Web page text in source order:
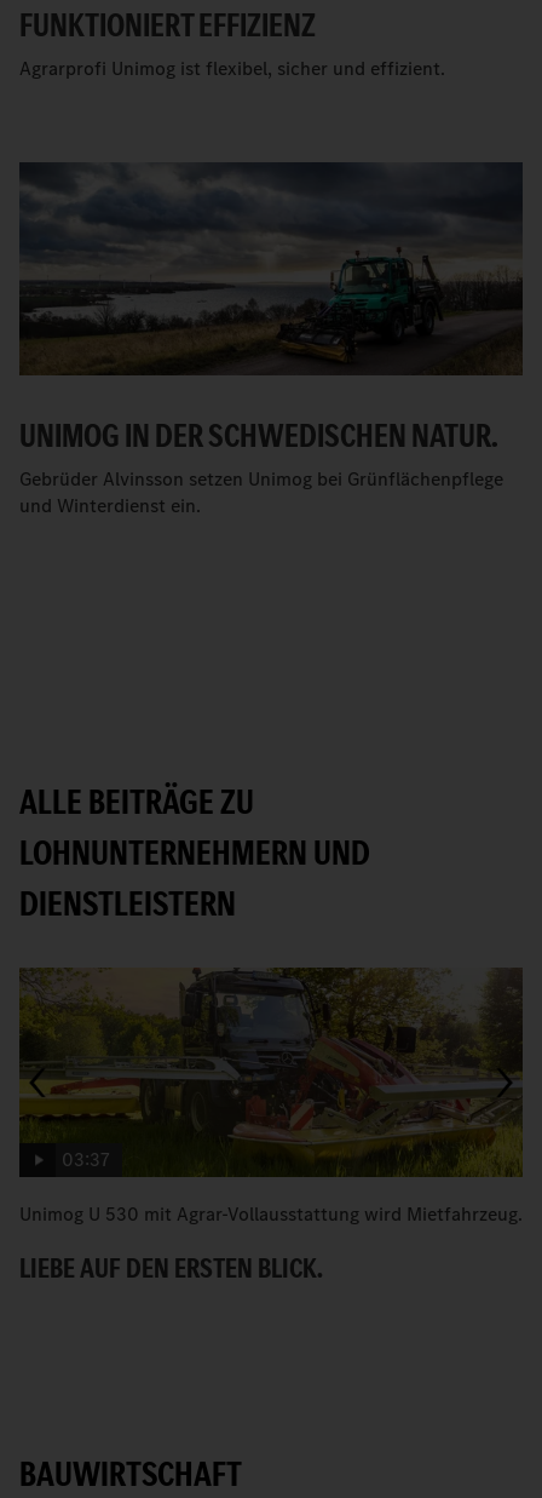
FUNKTIONIERT EFFIZIENZ
Agrarprofi Unimog ist flexibel, sicher und effizient.
UNIMOG IN DER SCHWEDISCHEN NATUR.
Gebrüder Alvinsson setzen Unimog bei Grünflächenpflege
und Winterdienst ein.
ALLE BEITRÄGE ZU
LOHNUNTERNEHMERN UND
DIENSTLEISTERN
03:37
Unimog U 530 mit Agrar-Vollausstattung wird Mietfahrzeug.
LIEBE AUF DEN ERSTEN BLICK.
BAUWIRTSCHAFT